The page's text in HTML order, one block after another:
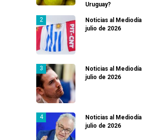
Uruguay?
Noticias al Mediodía
julio de 2026
Noticias al Mediodía
julio de 2026
Noticias al Mediodía
julio de 2026